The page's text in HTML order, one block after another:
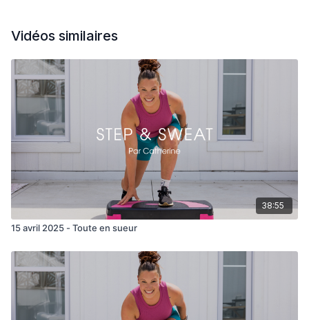
Vidéos similaires
38:55
15 avril 2025 - Toute en sueur